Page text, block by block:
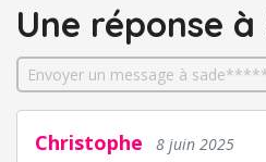
Une réponse à
Envoyer un message à
Christophe 8 juin 2025